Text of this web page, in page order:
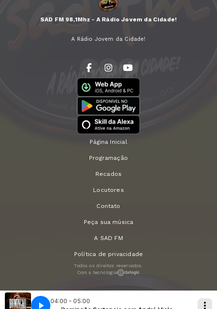
04:00 - 05:00
SAD FM 98,1Mhz - A Rádio Jovem da Cidade!
A Rádio Jovem da Cidade!
Página Inicial
Programação
Recados
Locutores
Contato
Peça sua música
A SAD FM
Política de privacidade
Todos os direitos reservados.
Com a tecnologia